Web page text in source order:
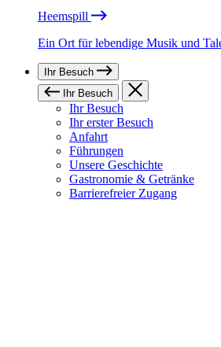
Heemspill
Ein Ort für lebendige Musik und
Ihr Besuch
Ihr Besuch
Ihr Besuch
Ihr erster Besuch
Anfahrt
Führungen
Unsere Geschichte
Gastronomie & Getränke
Barrierefreier Zugang